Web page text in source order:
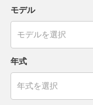
モデル
年式